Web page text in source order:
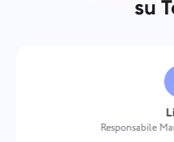
su
Responsabile